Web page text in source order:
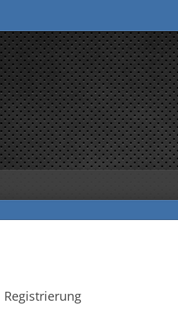
Registrierung